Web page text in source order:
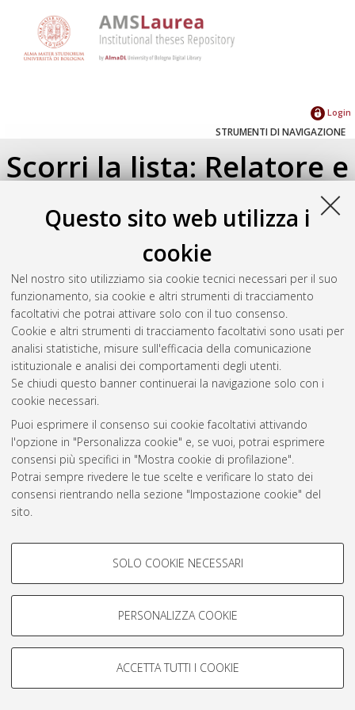
Questo sito web utilizza i
cookie
Nel nostro sito utilizziamo sia cookie tecnici necessari per il suo
funzionamento, sia cookie e altri strumenti di tracciamento
facoltativi che potrai attivare solo con il tuo consenso.
Cookie e altri strumenti di tracciamento facoltativi sono usati per
analisi statistiche, misure sull'efficacia della comunicazione
istituzionale e analisi dei comportamenti degli utenti.
Se chiudi questo banner continuerai la navigazione solo con i
cookie necessari.
Puoi esprimere il consenso sui cookie facoltativi attivando
l'opzione in "Personalizza cookie" e, se vuoi, potrai esprimere
consensi più specifici in "Mostra cookie di profilazione".
Potrai sempre rivedere le tue scelte e verificare lo stato dei
consensi rientrando nella sezione "Impostazione cookie" del
sito.
COOKIE DI PROFILAZIONE -
Si tratta di cookie utilizzati per analizzare le caratteristiche della
navigazione degli utenti, creare profili in base al loro comportamento
Mostra cookie di profilazione
COOKIE TECNICI - NECESSARI
SOLO COOKIE NECESSARI
PERSONALIZZA COOKIE
ACCETTA TUTTI I COOKIE
Login
STRUMENTI DI NAVIGAZIONE
Scorri la lista: Relatore e
Correlatore
Seleziona un valore dall'elenco sottostante.
2024(2)
2023(1)
Atom
Rss 1.0
AMS Laurea
Servizio implementato e gestito da AlmaDL
Condizioni d’uso del sito